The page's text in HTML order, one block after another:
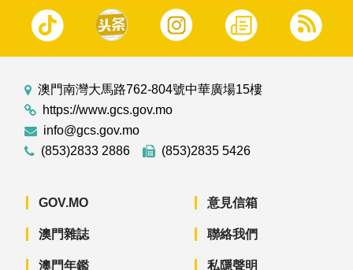
澳門南灣大馬路762-804號中華廣場15樓
https://www.gcs.gov.mo
info@gcs.gov.mo
(853)2833 2886
(853)2835 5426
GOV.MO
澳門雜誌
澳門年鑑
意見信箱
聯絡我們
私隱聲明